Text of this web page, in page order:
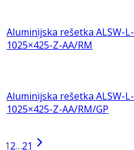
Aluminijska rešetka ALSW-L-
1025×425-Z-AA/RM
Aluminijska rešetka ALSW-L-
1025×425-Z-AA/RM/GP
12…21